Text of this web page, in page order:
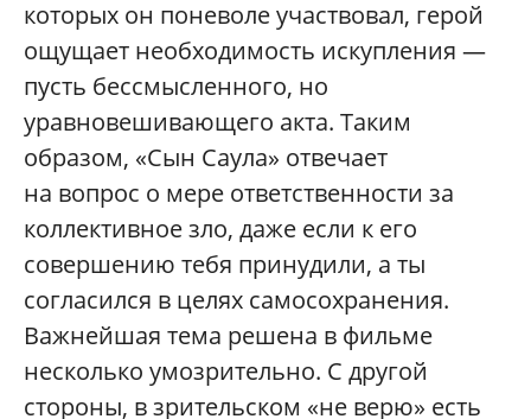
которых он поневоле участвовал, герой
ощущает необходимость искупления —
пусть бессмысленного, но
уравновешивающего акта. Таким
образом, «Сын Саула» отвечает
на вопрос о мере ответственности за
коллективное зло, даже если к его
совершению тебя принудили, а ты
согласился в целях самосохранения.
Важнейшая тема решена в фильме
несколько умозрительно. С другой
стороны, в зрительском «не верю» есть